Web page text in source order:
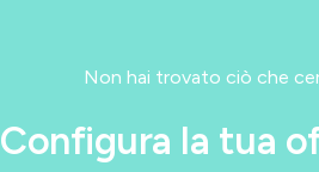
Non hai trovato ciò che
Configura la tua